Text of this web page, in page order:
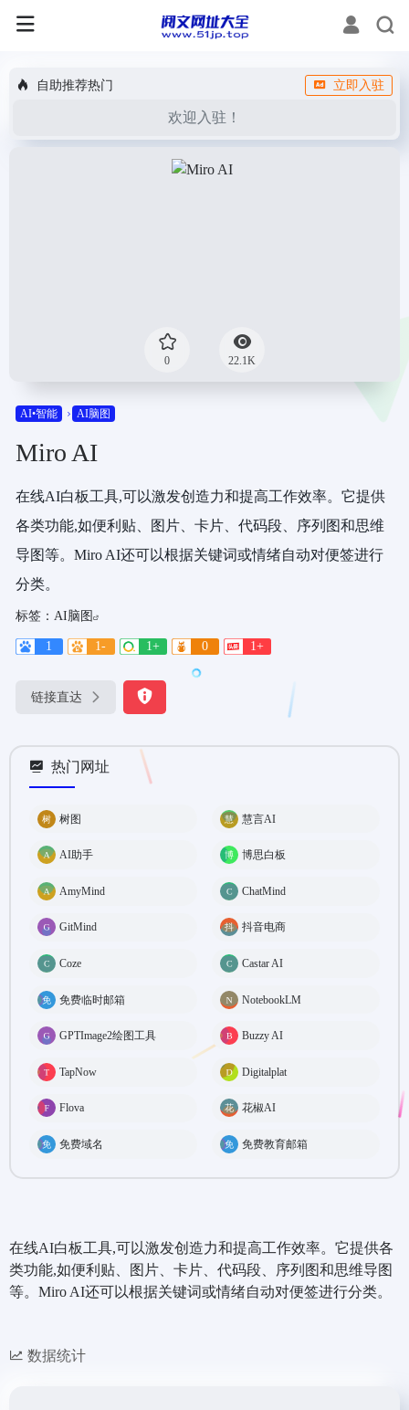
自助推荐热门 立即入驻
欢迎入驻！
0 22.1K
AI•智能 AI脑图
Miro AI
在线AI白板工具,可以激发创造力和提高工作效率。它提供
各类功能,如便利贴、图片、卡片、代码段、序列图和思维
导图等。Miro AI还可以根据关键词或情绪自动对便签进行
分类。
标签： AI脑图
1 1- 1+ 0 1+
链接直达
热门网址
树图 慧言AI
AI助手 博思白板
AmyMind ChatMind
GitMind 抖音电商
Coze Castar AI
免费临时邮箱 NotebookLM
GPTImage2绘图工具 Buzzy AI
TapNow Digitalplat
Flova 花椒AI
免费域名 免费教育邮箱
在线AI白板工具,可以激发创造力和提高工作效率。它提供各
类功能,如便利贴、图片、卡片、代码段、序列图和思维导图
等。Miro AI还可以根据关键词或情绪自动对便签进行分类。
数据统计